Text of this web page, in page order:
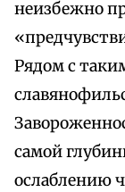
неизбежно
Рядом с
самой
ослаблению